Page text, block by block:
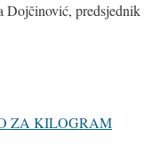
Dojčinović, predsjednik
ZA KILOGRAM